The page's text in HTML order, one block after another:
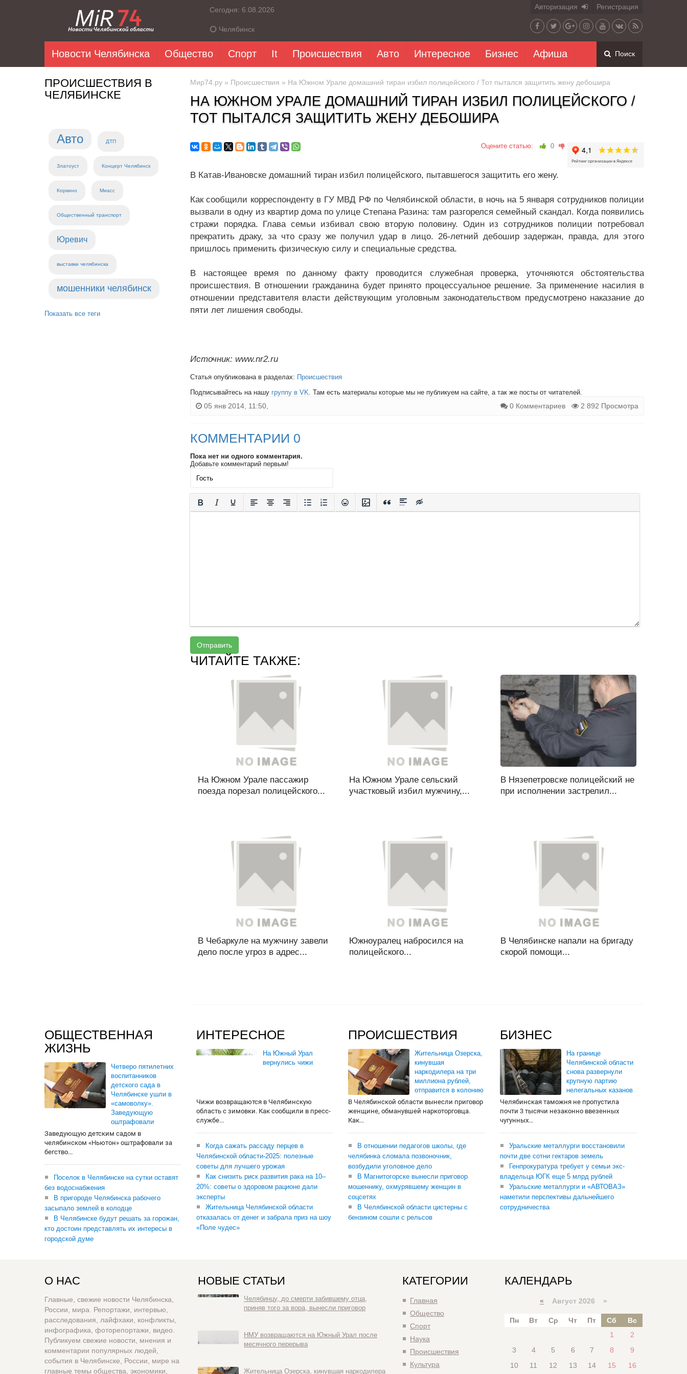
Сегодня: 6.08.2026
Челябинск
Авторизация Регистрация
Новости Челябинска Общество Спорт It Происшествия Авто Интересное Бизнес Афиша Поиск
ПРОИСШЕСТВИЯ В
ЧЕЛЯБИНСКЕ
Авто ДТП
Златоуст Концерт Челябинск
Коркино Миасс
Общественный транспорт
Юревич
выставки челябинска
мошенники челябинск
Показать все теги
Мир74.ру » Происшествия » На Южном Урале домашний тиран избил полицейского / Тот пытался защитить жену дебошира
НА ЮЖНОМ УРАЛЕ ДОМАШНИЙ ТИРАН ИЗБИЛ ПОЛИЦЕЙСКОГО /
ТОТ ПЫТАЛСЯ ЗАЩИТИТЬ ЖЕНУ ДЕБОШИРА
Оцените статью: 0
В Катав-Ивановске домашний тиран избил полицейского, пытавшегося защитить его жену.
Как сообщили корреспонденту в ГУ МВД РФ по Челябинской области, в ночь на 5 января сотрудников полиции
вызвали в одну из квартир дома по улице Степана Разина: там разгорелся семейный скандал. Когда появились
стражи порядка. Глава семьи избивал свою вторую половину. Один из сотрудников полиции потребовал
прекратить драку, за что сразу же получил удар в лицо. 26-летний дебошир задержан, правда, для этого
пришлось применить физическую силу и специальные средства.
В настоящее время по данному факту проводится служебная проверка, уточняются обстоятельства
происшествия. В отношении гражданина будет принято процессуальное решение. За применение насилия в
отношении представителя власти действующим уголовным законодательством предусмотрено наказание до
пяти лет лишения свободы.
Источник: www.nr2.ru
Статья опубликована в разделах: Происшествия
Подписывайтесь на нашу группу в VK. Там есть материалы которые мы не публикуем на сайте, а так же посты от читателей.
05 янв 2014, 11:50, 0 Комментариев 2 892 Просмотра
КОММЕНТАРИИ 0
Пока нет ни одного комментария.
Добавьте комментарий первым!
Отправить
ЧИТАЙТЕ ТАКЖЕ:
На Южном Урале пассажир
поезда порезал полицейского...
На Южном Урале сельский
участковый избил мужчину,...
В Нязепетровске полицейский не
при исполнении застрелил...
В Чебаркуле на мужчину завели
дело после угроз в адрес...
Южноуралец набросился на
полицейского...
В Челябинске напали на бригаду
скорой помощи...
ОБЩЕСТВЕННАЯ
ЖИЗНЬ
Четверо пятилетних
воспитанников
детского сада в
Челябинске ушли в
«самоволку».
Заведующую
оштрафовали
Заведующую детским садом в
челябинском «Ньютон» оштрафовали за
бегство...
Поселок в Челябинске на сутки оставят
без водоснабжения
В пригороде Челябинска рабочего
засыпало землей в колодце
В Челябинске будут решать за горожан,
кто достоин представлять их интересы в
городской думе
ИНТЕРЕСНОЕ
На Южный Урал
вернулись чижи
Чижи возвращаются в Челябинскую
область с зимовки. Как сообщили в пресс-
службе...
Когда сажать рассаду перцев в
Челябинской области-2025: полезные
советы для лучшего урожая
Как снизить риск развития рака на 10–
20%: советы о здоровом рационе дали
эксперты
Жительница Челябинской области
отказалась от денег и забрала приз на шоу
«Поле чудес»
ПРОИСШЕСТВИЯ
Жительница Озерска,
кинувшая
наркодилера на три
миллиона рублей,
отправится в колонию
В Челябинской области вынесли приговор
женщине, обманувшей наркоторговца.
Как...
В отношении педагогов школы, где
челябинка сломала позвоночник,
возбудили уголовное дело
В Магнитогорске вынесли приговор
мошеннику, охмурявшему женщин в
соцсетях
В Челябинской области цистерны с
бензином сошли с рельсов
БИЗНЕС
На границе
Челябинской области
снова развернули
крупную партию
нелегальных казанов
Челябинская таможня не пропустила
почти 3 тысячи незаконно ввезенных
чугунных...
Уральские металлурги восстановили
почти две сотни гектаров земель
Генпрокуратура требует у семьи экс-
владельца ЮГК еще 5 млрд рублей
Уральские металлурги и «АВТОВАЗ»
наметили перспективы дальнейшего
сотрудничества
О НАС
Главные, свежие новости Челябинска,
России, мира. Репортажи, интервью,
расследования, лайфхаки, конфликты,
инфографика, фоторепортажи, видео.
Публикуем свежие новости, мнения и
комментарии популярных людей,
события в Челябинске, России, мире на
главные темы общества, экономики,
НОВЫЕ СТАТЬИ
Челябинцу, до смерти забившему отца,
приняв того за вора, вынесли приговор
НМУ возвращаются на Южный Урал после
месячного перерыва
Жительница Озерска, кинувшая наркодилера
КАТЕГОРИИ
Главная
Общество
Спорт
Наука
Происшествия
Культура
КАЛЕНДАРЬ
« Август 2026 »
Пн Вт Ср Чт Пт Сб
Вс
1
2
3
4 5 6 7 8
9
10
11 12 13 14 15 16